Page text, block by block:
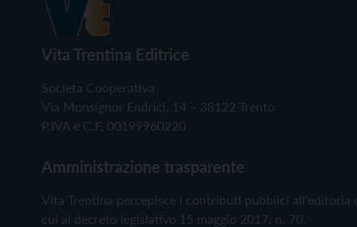
Vita Trentina Editrice
Società Cooperativa
Via Monsignor Endrici, 14 – 38122 Trento
P.IVA e C.F. 00199960220
Amministrazione trasparente
Vita Trentina percepisce i contributi pubblici all'editoria
cui al decreto legislativo 15 maggio 2017, n. 70.